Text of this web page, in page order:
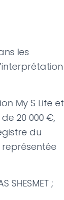
les
My S Life et
20 000 €,
du
représentée
;